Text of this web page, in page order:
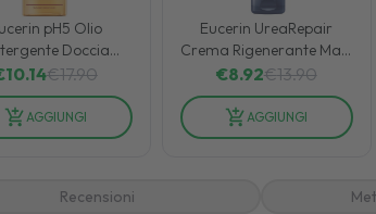
pH5 Olio
Doccia
Lenitivo Pelle
400 ml
10.14€17.90
AGGIUNGI
Eucerin UreaRepair
Crema Rigenerante Mani
5% per Pelli Secche e
Ruvide 75 ml
€8.92€13.90
AGGIUNGI
Recensioni